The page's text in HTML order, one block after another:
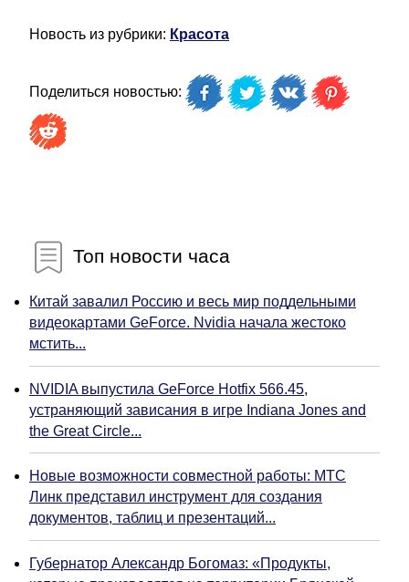
Новость из рубрики: Красота
Поделиться новостью:
Топ новости часа
Китай завалил Россию и весь мир поддельными
видеокартами GeForce. Nvidia начала жестоко
мстить...
NVIDIA выпустила GeForce Hotfix 566.45,
устраняющий зависания в игре Indiana Jones and
the Great Circle...
Новые возможности совместной работы: МТС
Линк представил инструмент для создания
документов, таблиц и презентаций...
Губернатор Александр Богомаз: «Продукты,